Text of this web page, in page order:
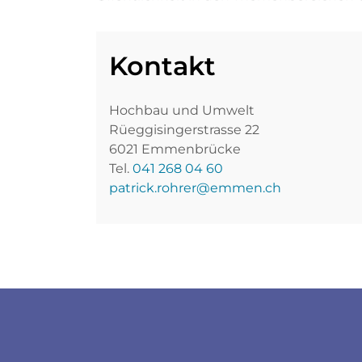
Kontakt
Hochbau und Umwelt
Rüeggisingerstrasse 22
6021 Emmenbrücke
Tel. 041 268 04 60
patrick.rohrer@emmen.ch